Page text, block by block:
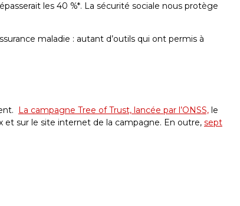
les 40 %*. La sécurité sociale nous protège
maladie : autant d’outils qui ont permis à
La campagne Tree of Trust, lancée par l’ONSS, le
et sur le site internet de la campagne. En outre, sept